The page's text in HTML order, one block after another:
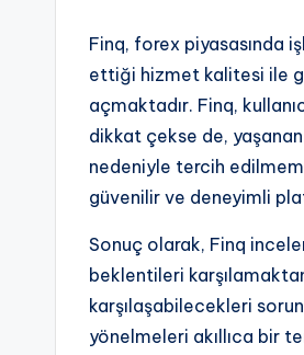
Finq, forex piyasasında
ettiği hizmet kalitesi ile
açmaktadır. Finq,
dikkat çekse de,
nedeniyle tercih
güvenilir ve deneyimli
Sonuç olarak, Finq
beklentileri
karşılaşabilecekleri
yönelmeleri akıllıca bir